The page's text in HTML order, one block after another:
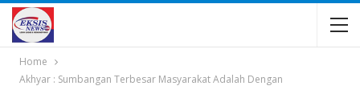
Home
Akhyar : Sumbangan Terbesar Masyarakat Adalah Dengan